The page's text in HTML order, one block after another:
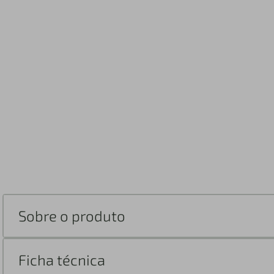
Sobre o produto
Ficha técnica